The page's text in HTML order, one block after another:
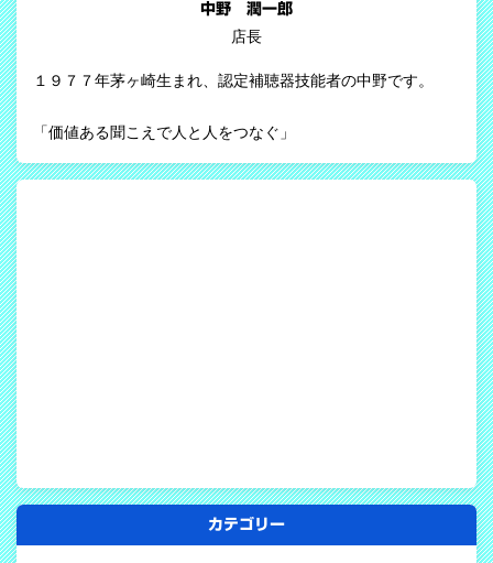
中野 潤一郎
店長
１９７７年茅ヶ崎生まれ、認定補聴器技能者の中野です。
「価値ある聞こえで人と人をつなぐ」
カテゴリー